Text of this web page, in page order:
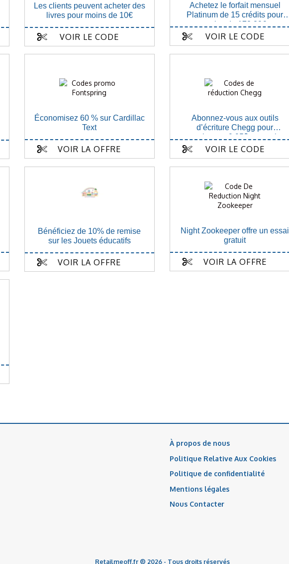
Les clients peuvent acheter des
livres pour moins de 10€
VOIR LE CODE
Achetez le forfait mensuel
Platinum de 15 crédits pour
moins de 172,89€
VOIR LE CODE
Économisez 60 % sur Cardillac
Text
VOIR LA OFFRE
Abonnez-vous aux outils
d’écriture Chegg pour
seulement 9,95$ par mois
VOIR LE CODE
Bénéficiez de 10% de remise
sur les Jouets éducatifs
VOIR LA OFFRE
Night Zookeeper offre un essai
gratuit
VOIR LA OFFRE
À propos de nous
Politique Relative Aux Cookies
Politique de confidentialité
Mentions légales
Nous Contacter
Retailmeoff.fr ® 2026 - Tous droits réservés